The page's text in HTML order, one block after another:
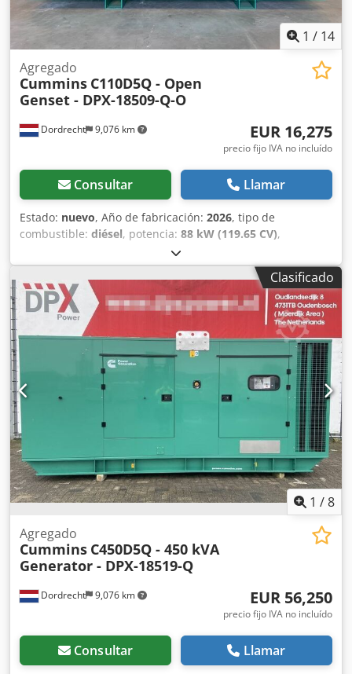
1 / 14
Dordrecht 9,076 km
Agregado
Cummins C110D5Q - Open
Genset - DPX-18509-Q-O
EUR 16,275
precio fijo IVA no incluído
Consultar Llamar
Estado: nuevo, Año de fabricación: 2026, tipo de
combustible: diésel, potencia: 88 kW (119.65 CV),
Cummins 6BTA5.9-G5
uso: Construcción Peso en vacío: 1.410 kg Potencia del
generador: 110 kVA Dimensiones del compartimento de
carga: 308 x 115 x 165 cm Marcado CE: sí Capacidad del
depósito de agua: 400 l País de fabricación: Portugal Para
más información, póngase en contacto con el equipo de
DPX. = Más opciones y accesorios = - Batería - Cuadro de
control Chedpfjv Sib Nox Adioa - Depósito
Clasificado
1 /8
Dordrecht 9,076 km
Agregado
Cummins C450D5Q - 450 kVA
Generator - DPX-18519-Q
EUR 56,250
precio fijo IVA no incluído
Consultar Llamar